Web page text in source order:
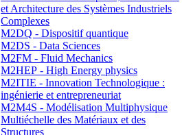
et Architecture des Systèmes Industriels
Complexes
M2DQ - Dispositif quantique
M2DS - Data Sciences
M2FM - Fluid Mechanics
M2HEP - High Energy physics
M2ITIE - Innovation Technologique :
ingénierie et entrepreneuriat
M2M4S - Modélisation Multiphysique
Multiéchelle des Matériaux et des
Structures